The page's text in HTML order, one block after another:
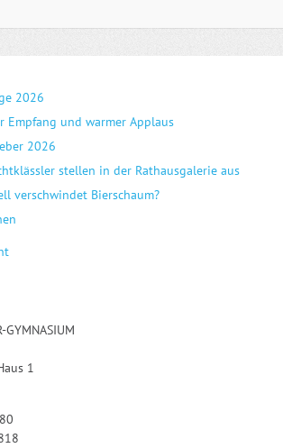
2026
Empfang und warmer Applaus
2026
stellen in der Rathausgalerie aus
verschwindet Bierschaum?
GYMNASIUM
1